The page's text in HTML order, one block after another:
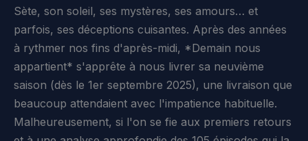
Sète, son soleil, ses mystères, ses amours… et
parfois, ses déceptions cuisantes. Après des années
à rythmer nos fins d'après-midi, *Demain nous
appartient* s'apprête à nous livrer sa neuvième
saison (dès le 1er septembre 2025), une livraison que
beaucoup attendaient avec l'impatience habituelle.
Malheureusement, si l'on se fie aux premiers retours